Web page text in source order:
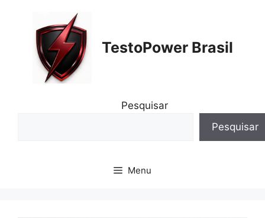
conteúdo
TestoPower Brasil
Pesquisar
Pesquisar
Menu